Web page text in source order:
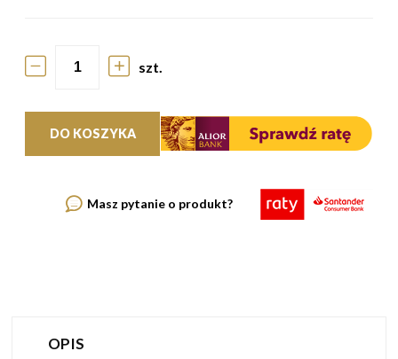
szt.
DO KOSZYKA
Masz pytanie o produkt?
OPIS